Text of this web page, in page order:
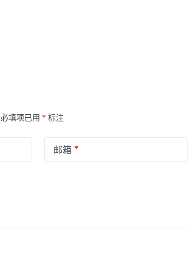
必填项已用 * 标注
邮箱*